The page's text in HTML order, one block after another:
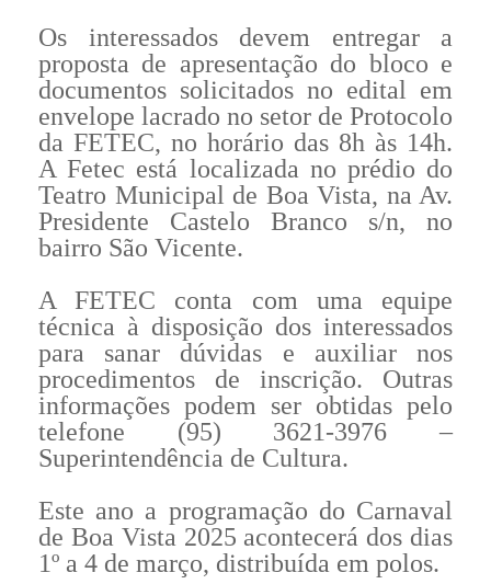
Os interessados devem entregar a
proposta de apresentação do bloco e
documentos solicitados no edital em
envelope lacrado no setor de Protocolo
da FETEC, no horário das 8h às 14h.
A Fetec está localizada no prédio do
Teatro Municipal de Boa Vista, na Av.
Presidente Castelo Branco s/n, no
bairro São Vicente.
A FETEC conta com uma equipe
técnica à disposição dos interessados
para sanar dúvidas e auxiliar nos
procedimentos de inscrição. Outras
informações podem ser obtidas pelo
telefone (95) 3621-3976 –
Superintendência de Cultura.
Este ano a programação do Carnaval
de Boa Vista 2025 acontecerá dos dias
1º a 4 de março, distribuída em polos.